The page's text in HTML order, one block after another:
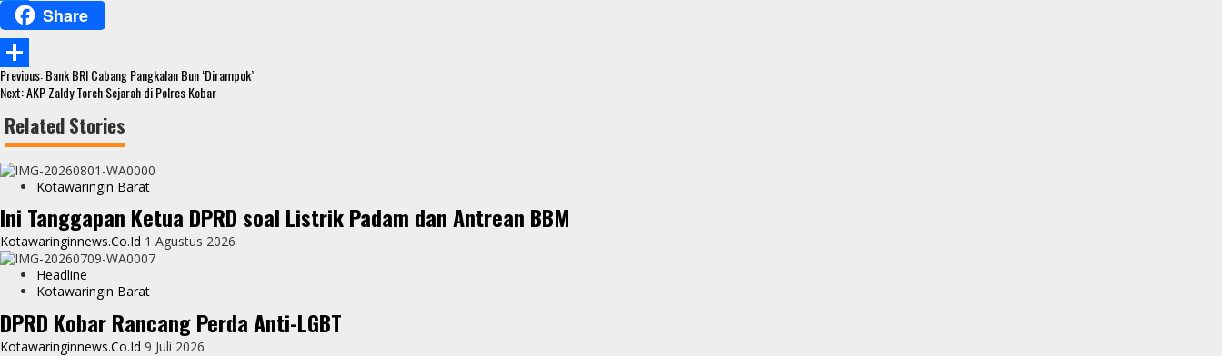
b
o
o
k
t
t
e
a
t
s
A
p
e
s
s
e
n
e
r
Share
S
a
r
Continue
Reading
Previous:Bank BRI Cabang Pangkalan Bun ‘Dirampok’
Next:AKP Zaldy Toreh Sejarah di Polres Kobar
Related Stories
Kotawaringin Barat
Ini Tanggapan Ketua DPRD soal Listrik Padam dan Antrean BBM
Kotawaringinnews.co.id 1 Agustus 2026
Headline
Kotawaringin Barat
DPRD Kobar Rancang Perda Anti-LGBT
Kotawaringinnews.co.id 9 Juli 2026